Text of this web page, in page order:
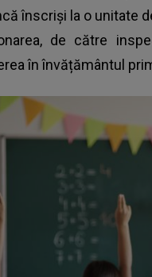
înscriși la o unitate
de către
în învățământul